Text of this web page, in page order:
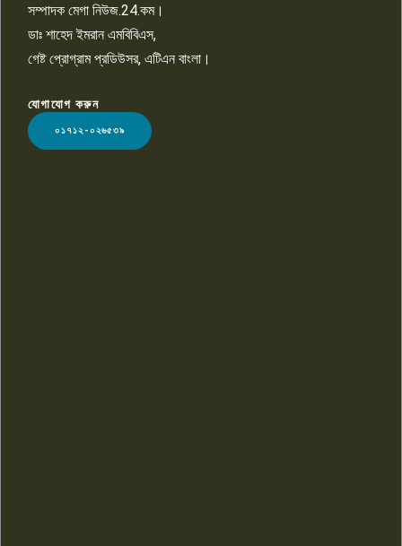
LOGO
সম্পাদক মেগা নিউজ.24.কম।
ডাঃ শাহেদ ইমরান এমবিবিএস,
গেষ্ট প্রোগ্রাম প্রডিউসর, এটিএন বাংলা।
যোগাযোগ করুন
০১৭১২-০২৬৫৩৯